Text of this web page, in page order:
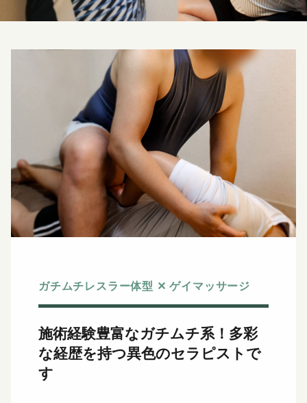
ガチムチレスラー体型 ✕ ゲイマッサージ
施術経験豊富なガチムチ系！ 多彩
な経歴を持つ異色のセラピストで
す